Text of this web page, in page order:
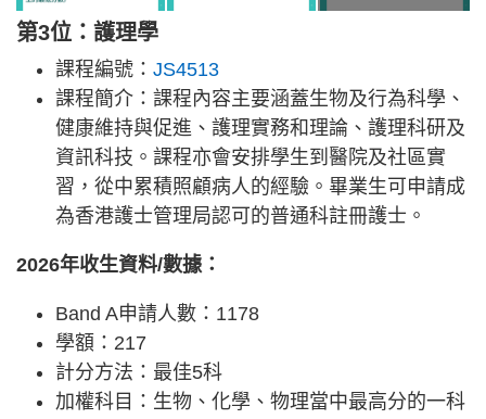
第3位：護理學
課程編號： JS4513
課程簡介：課程內容主要涵蓋生物及行為科學、
健康維持與促進、護理實務和理論、護理科研及
資訊科技。課程亦會安排學生到醫院及社區實
習，從中累積照顧病人的經驗。畢業生可申請成
為香港護士管理局認可的普通科註冊護士。
2026年收生資料/數據：
Band A申請人數：1178
學額：217
計分方法：最佳5科
加權科目：生物、化學、物理當中最高分的一科